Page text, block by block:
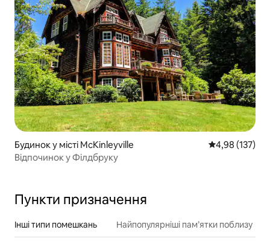
Будинок у місті McKinleyville Середня
4,98 (137)
Відпочинок у Філдбруку
Пункти призначення
Інші типи помешкань Найпопулярніші пам’ятки поблизу